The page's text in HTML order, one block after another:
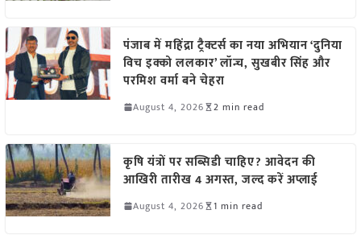
पंजाब में महिंद्रा ट्रैक्टर्स का नया अभियान ‘दुनिया
विच इक्को ललकार’ लॉन्च, सुखबीर सिंह और
परमिश वर्मा बने चेहरा
August 4, 2026 2 min read
कृषि यंत्रों पर सब्सिडी चाहिए? आवेदन की
आखिरी तारीख 4 अगस्त, जल्द करें अप्लाई
August 4, 2026 1 min read